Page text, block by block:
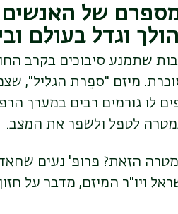
של האנשים
וגדל בעולם
שתמנע סיבוכים בקרב
מיזם "ספֵרת הגליל",
לו גורמים רבים במערך
לטפל ולשפר את המצב.
הזאת? פרופ' נעים
ויו"ר המיזם, מדבר על